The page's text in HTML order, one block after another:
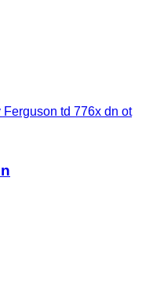
Ferguson td 776x dn ot